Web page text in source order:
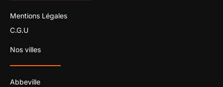
Mentions Légales
C.G.U
Nos villes
Abbeville